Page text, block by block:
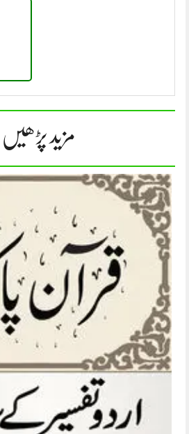
مزید پڑھیں